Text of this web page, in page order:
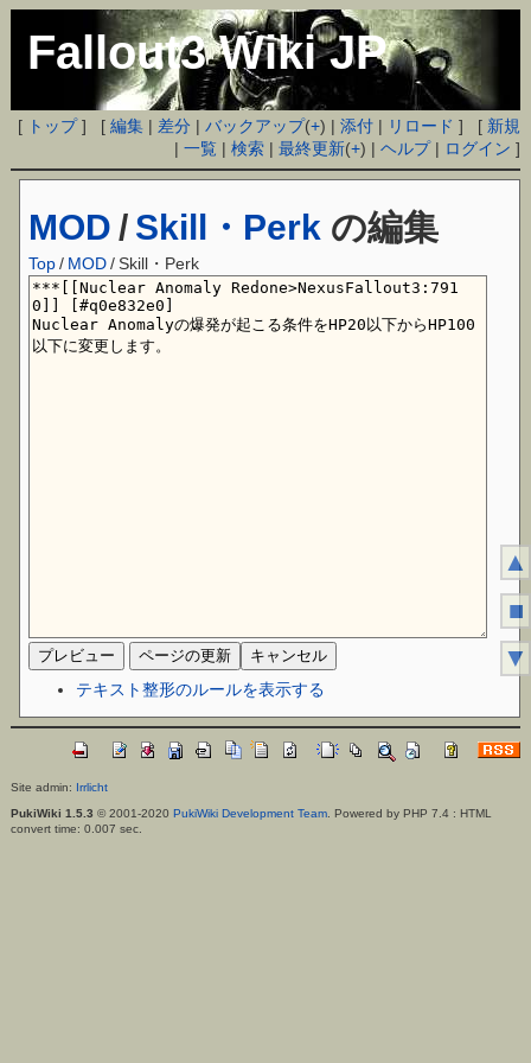
Fallout3 Wiki JP
[ トップ] [編集 | 差分 |バックアップ(+) |添付 | リロード ] [ 新規
|一覧 |検索 |最終更新(+) |ヘルプ| ログイン ]
MOD / Skill・Perk の編集
Top / MOD/Skill・Perk
テキスト整形のルールを表示する
Site admin: Irrlicht
PukiWiki 1.5.3 © 2001-2020 PukiWiki Development Team. Powered by PHP 7.4 : HTML
convert time: 0.007 sec.
▲
■
▼